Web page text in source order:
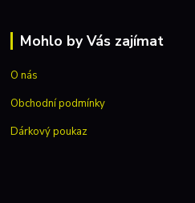
Mohlo by Vás zajímat
O nás
Obchodní podmínky
Dárkový poukaz